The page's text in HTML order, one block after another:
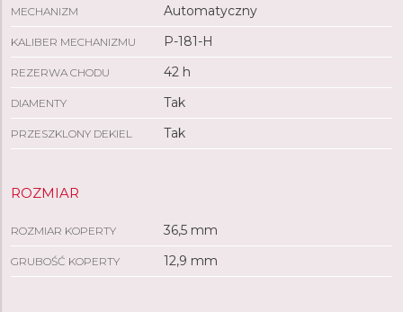
MECHANIZM Automatyczny
KALIBER MECHANIZMU P-181-H
REZERWA CHODU 42 h
DIAMENTY Tak
PRZESZKLONY DEKIEL Tak
ROZMIAR
ROZMIAR KOPERTY 36,5 mm
GRUBOŚĆ KOPERTY 12,9 mm